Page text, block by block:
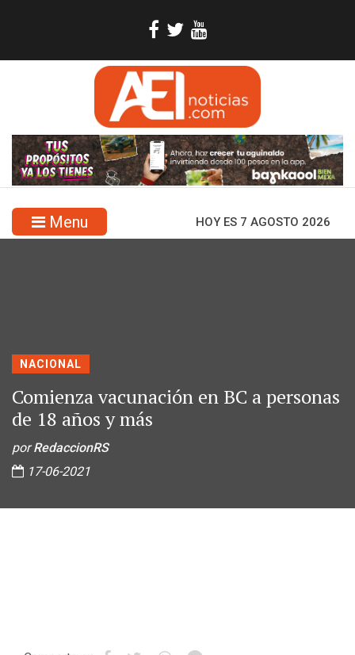
Menu HOY ES 7 AGOSTO 2026
NACIONAL
Comienza vacunación en BC a personas
de 18 años y más
porRedaccionRS
17-06-2021